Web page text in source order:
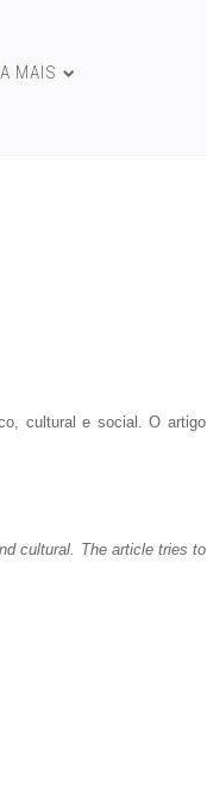
MAIS
cultural e social. O artigo
cultural. The article tries to